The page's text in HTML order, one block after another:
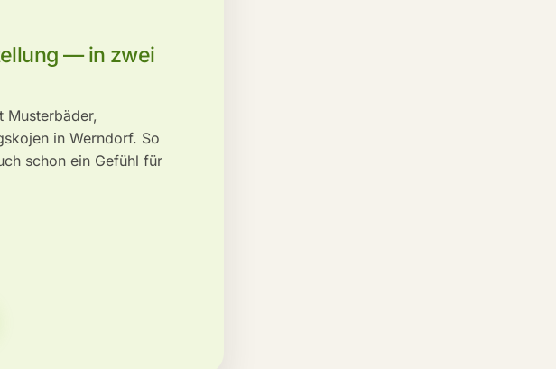
— in zwei
Musterbäder,
in Werndorf. So
schon ein Gefühl für